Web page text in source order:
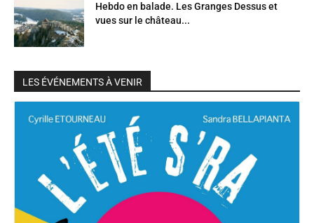
Hebdo en balade. Les Granges Dessus et
vues sur le château...
LES ÉVÉNEMENTS À VENIR